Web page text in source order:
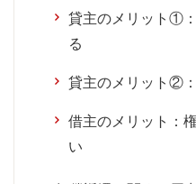
貸主のメリット①
る
貸主のメリット②
借主のメリット：
い